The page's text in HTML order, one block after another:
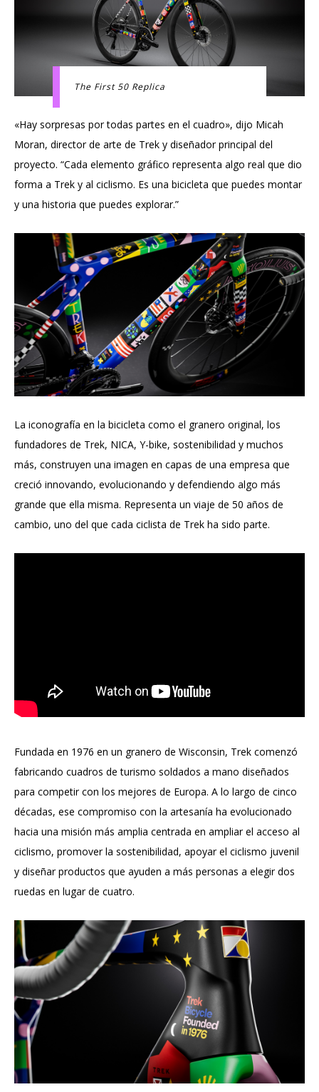
The First 50 Replica
«Hay sorpresas por todas partes en el cuadro», dijo Micah
Moran, director de arte de Trek y diseñador principal del
proyecto. “Cada elemento gráfico representa algo real que dio
forma a Trek y al ciclismo. Es una bicicleta que puedes montar
y una historia que puedes explorar.”
La iconografía en la bicicleta como el granero original, los
fundadores de Trek, NICA, Y-bike, sostenibilidad y muchos
más, construyen una imagen en capas de una empresa que
creció innovando, evolucionando y defendiendo algo más
grande que ella misma. Representa un viaje de 50 años de
cambio, uno del que cada ciclista de Trek ha sido parte.
Fundada en 1976 en un granero de Wisconsin, Trek comenzó
fabricando cuadros de turismo soldados a mano diseñados
para competir con los mejores de Europa. A lo largo de cinco
décadas, ese compromiso con la artesanía ha evolucionado
hacia una misión más amplia centrada en ampliar el acceso al
ciclismo, promover la sostenibilidad, apoyar el ciclismo juvenil
y diseñar productos que ayuden a más personas a elegir dos
ruedas en lugar de cuatro.